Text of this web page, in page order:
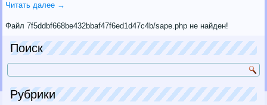
Читать далее →
Файл 7f5ddbf668be432bbaf47f6ed1d47c4b/sape.php не найден!
Поиск
Рубрики